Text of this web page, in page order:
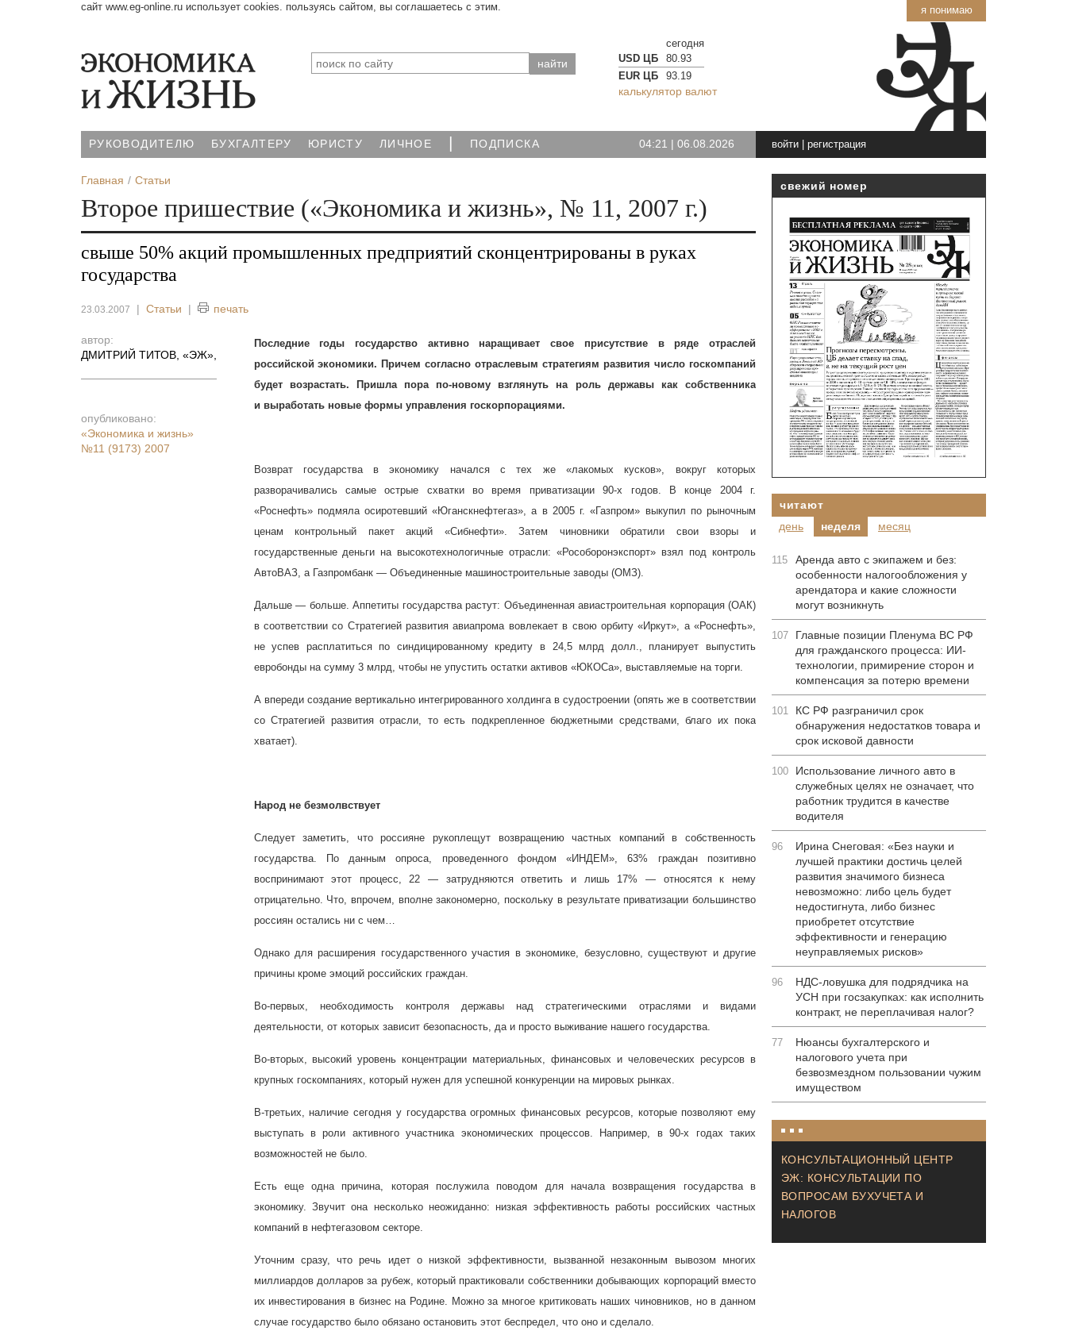
я понимаю
сайт www.eg-online.ru использует cookies. пользуясь сайтом, вы соглашаетесь с этим.
сегодня
USD ЦБ
80.93
EUR ЦБ
93.19
калькулятор валют
РУКОВОДИТЕЛЮ БУХГАЛТЕРУ ЮРИСТУ ЛИЧНОЕ | ПОДПИСКА 04:21 | 06.08.2026 войти| регистрация
Главная Статьи
Второе пришествие («Экономика и жизнь», № 11, 2007 г.)
свыше 50% акций промышленных предприятий сконцентрированы в руках
государства
23.03.2007 | Статьи | печать
автор:
ДМИТРИЙ ТИТОВ, «ЭЖ»
опубликовано:
«Экономика и жизнь»
№11 (9173) 2007
Последние годы государство активно наращивает свое присутствие в ряде отраслей
российской экономики. Причем согласно отраслевым стратегиям развития число госкомпаний
будет возрастать. Пришла пора по-новому взглянуть на роль державы как собственника
и выработать новые формы управления госкорпорациями.
Возврат государства в экономику начался с тех же «лакомых кусков», вокруг которых
разворачивались самые острые схватки во время приватизации 90-х годов. В конце 2004 г.
«Роснефть» подмяла осиротевший «Юганскнефтегаз», а в 2005 г. «Газпром» выкупил по рыночным
ценам контрольный пакет акций «Сибнефти». Затем чиновники обратили свои взоры и
государственные деньги на высокотехнологичные отрасли: «Рособоронэкспорт» взял под контроль
АвтоВАЗ, а Газпромбанк — Объединенные машиностроительные заводы (ОМЗ).
Дальше — больше. Аппетиты государства растут: Объединенная авиастроительная корпорация (ОАК)
в соответствии со Стратегией развития авиапрома вовлекает в свою орбиту «Иркут», а «Роснефть»,
не успев расплатиться по синдицированному кредиту в 24,5 млрд долл., планирует выпустить
евробонды на сумму 3 млрд, чтобы не упустить остатки активов «ЮКОСа», выставляемые на торги.
А впереди создание вертикально интегрированного холдинга в судостроении (опять же в соответствии
со Стратегией развития отрасли, то есть подкрепленное бюджетными средствами, благо их пока
хватает).
Народ не безмолвствует
Следует заметить, что россияне рукоплещут возвращению частных компаний в собственность
государства. По данным опроса, проведенного фондом «ИНДЕМ», 63% граждан позитивно
воспринимают этот процесс, 22 — затрудняются ответить и лишь 17% — относятся к нему
отрицательно. Что, впрочем, вполне закономерно, поскольку в результате приватизации большинство
россиян остались ни с чем…
Однако для расширения государственного участия в экономике, безусловно, существуют и другие
причины кроме эмоций российских граждан.
Во-первых, необходимость контроля державы над стратегическими отраслями и видами
деятельности, от которых зависит безопасность, да и просто выживание нашего государства.
Во-вторых, высокий уровень концентрации материальных, финансовых и человеческих ресурсов в
крупных госкомпаниях, который нужен для успешной конкуренции на мировых рынках.
В-третьих, наличие сегодня у государства огромных финансовых ресурсов, которые позволяют ему
выступать в роли активного участника экономических процессов. Например, в 90-х годах таких
возможностей не было.
Есть еще одна причина, которая послужила поводом для начала возвращения государства в
экономику. Звучит она несколько неожиданно: низкая эффективность работы российских частных
компаний в нефтегазовом секторе.
Уточним сразу, что речь идет о низкой эффективности, вызванной незаконным вывозом многих
миллиардов долларов за рубеж, который практиковали собственники добывающих корпораций вместо
их инвестирования в бизнес на Родине. Можно за многое критиковать наших чиновников, но в данном
случае государство было обязано остановить этот беспредел, что оно и сделало.
свежий номер
читают
день
неделя месяц
115
Аренда авто с экипажем и без:
особенности налогообложения у
арендатора и какие сложности
могут возникнуть
107
Главные позиции Пленума ВС РФ
для гражданского процесса: ИИ-
технологии, примирение сторон и
компенсация за потерю времени
101
КС РФ разграничил срок
обнаружения недостатков товара и
срок исковой давности
100
Использование личного авто в
служебных целях не означает, что
работник трудится в качестве
водителя
96
Ирина Снеговая: «Без науки и
лучшей практики достичь целей
развития значимого бизнеса
невозможно: либо цель будет
недостигнута, либо бизнес
приобретет отсутствие
эффективности и генерацию
неуправляемых рисков»
96
НДС-ловушка для подрядчика на
УСН при госзакупках: как исполнить
контракт, не переплачивая налог?
77
Нюансы бухгалтерского и
налогового учета при
безвозмездном пользовании чужим
имуществом
КОНСУЛЬТАЦИОННЫЙ ЦЕНТР
ЭЖ: КОНСУЛЬТАЦИИ ПО
ВОПРОСАМ БУХУЧЕТА И
НАЛОГОВ